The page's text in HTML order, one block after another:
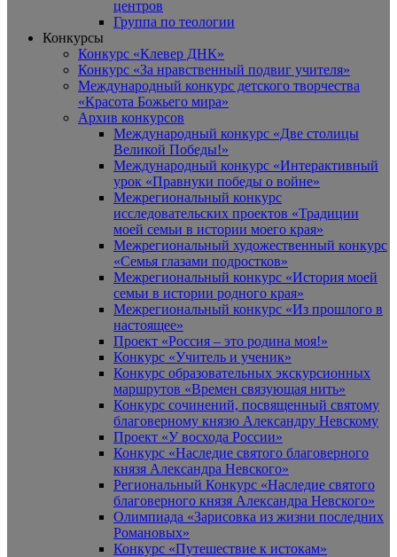
центров
Группа по теологии
Конкурсы
Конкурс «Клевер ДНК»
Конкурс «За нравственный подвиг учителя»
Международный конкурс детского творчества
«Красота Божьего мира»
Архив конкурсов
Международный конкурс «Две столицы
Великой Победы!»
Международный конкурс «Интерактивный
урок «Правнуки победы о войне»
Межрегиональный конкурс
исследовательских проектов «Традиции
моей семьи в истории моего края»
Межрегиональный художественный конкурс
«Семья глазами подростков»
Межрегиональный конкурс «История моей
семьи в истории родного края»
Межрегиональный конкурс «Из прошлого в
настоящее»
Проект «Россия – это родина моя!»
Конкурс «Учитель и ученик»
Конкурс образовательных экскурсионных
маршрутов «Времен связующая нить»
Конкурс сочинений, посвященный святому
благоверному князю Александру Невскому
Проект «У восхода России»
Конкурс «Наследие святого благоверного
князя Александра Невского»
Региональный Конкурс «Наследие святого
благоверного князя Александра Невского»
Олимпиада «Зарисовка из жизни последних
Романовых»
Конкурс «Путешествие к истокам»